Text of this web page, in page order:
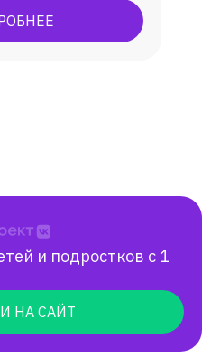
успешно, всегда
и подростков с 1
НА САЙТ